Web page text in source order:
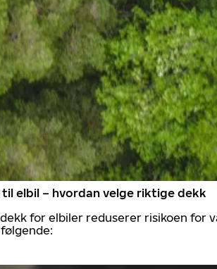
elbil – hvordan velge riktige dekk
for elbiler reduserer risikoen for